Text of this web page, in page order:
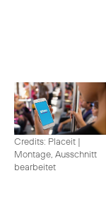
Credits: Placeit |
Montage, Ausschnitt
bearbeitet